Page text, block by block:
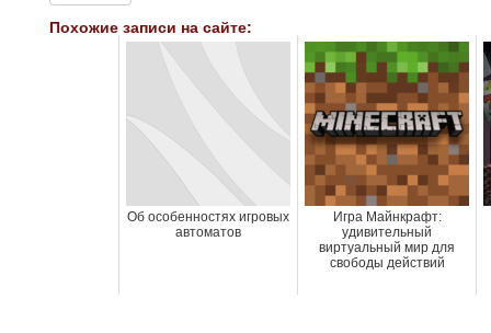
Похожие записи на сайте:
Об особенностях игровых
автоматов
Игра Майнкрафт:
удивительный
виртуальный мир для
свободы действий